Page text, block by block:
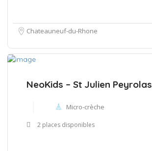
Chateauneuf-du-Rhone
NeoKids – St Julien Peyrolas
Micro-crèche
2 places disponibles